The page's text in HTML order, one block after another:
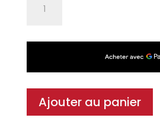
toit
Ajouter au panier